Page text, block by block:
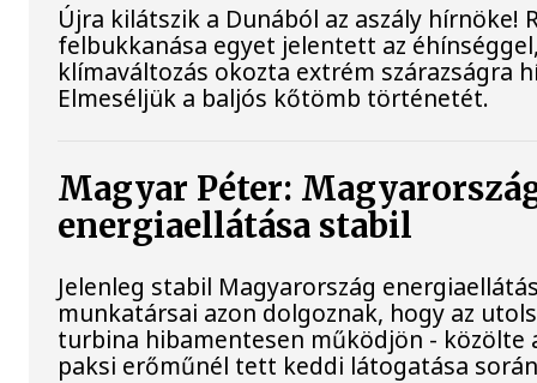
Újra kilátszik a Dunából az aszály hírnöke!
felbukkanása egyet jelentett az
klímaváltozás okozta extrém szárazságra
Elmeséljük a baljós kőtömb történetét.
Magyar Péter:
energiaellátása stabil
Jelenleg stabil Magyarország
munkatársai azon dolgoznak, hogy az
turbina hibamentesen működjön - közölte
paksi erőműnél tett keddi látogatása